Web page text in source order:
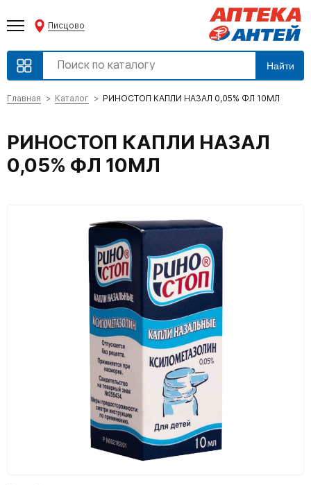
Писцово
Найти
Главная Каталог РИНОСТОП КАПЛИ НАЗАЛ 0,05% ФЛ 10МЛ
РИНОСТОП КАПЛИ НАЗАЛ
0,05% ФЛ 10МЛ